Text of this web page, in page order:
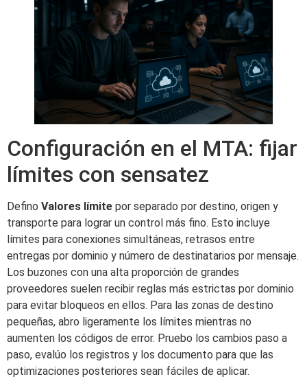
Configuración en el MTA: fijar
límites con sensatez
Defino Valores límite por separado por destino, origen y
transporte para lograr un control más fino. Esto incluye
límites para conexiones simultáneas, retrasos entre
entregas por dominio y número de destinatarios por mensaje.
Los buzones con una alta proporción de grandes
proveedores suelen recibir reglas más estrictas por dominio
para evitar bloqueos en ellos. Para las zonas de destino
pequeñas, abro ligeramente los límites mientras no
aumenten los códigos de error. Pruebo los cambios paso a
paso, evalúo los registros y los documento para que las
optimizaciones posteriores sean fáciles de aplicar.